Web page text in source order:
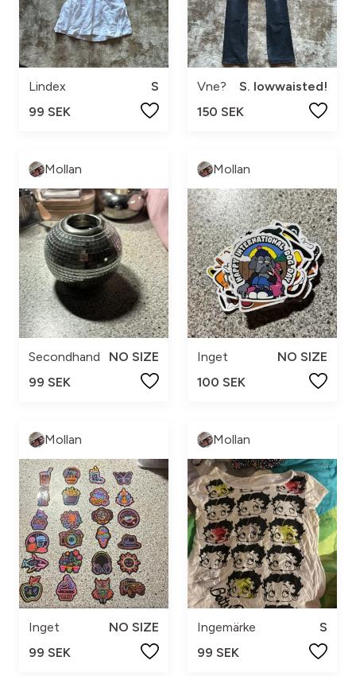
Lindex
S
99 SEK
Vne?
S. lowwaisted!
150 SEK
Mollan
Secondhand
NO SIZE
99 SEK
Mollan
Inget
NO SIZE
100 SEK
Mollan
Inget
NO SIZE
99 SEK
Mollan
Ingemärke
S
99 SEK